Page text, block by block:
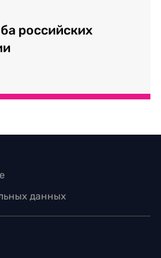
российских
данных